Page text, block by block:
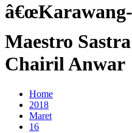
â€œKarawang-
Maestro
Chairil Anwar
Home
2018
Maret
16